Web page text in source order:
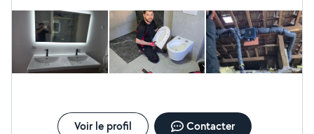
Voir le profil Contacter